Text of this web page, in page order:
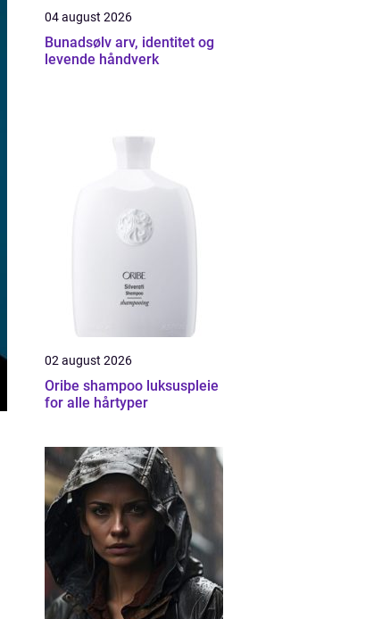
04 august 2026
Bunadsølv arv, identitet og
levende håndverk
02 august 2026
Oribe shampoo luksuspleie
for alle hårtyper